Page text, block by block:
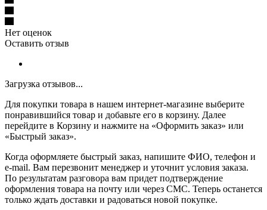
Нет оценок
Оставить отзыв
Загрузка отзывов...
Для покупки товара в нашем интернет-магазине выберите
понравившийся товар и добавьте его в корзину. Далее
перейдите в Корзину и нажмите на «Оформить заказ» или
«Быстрый заказ».
Когда оформляете быстрый заказ, напишите ФИО, телефон и
e-mail. Вам перезвонит менеджер и уточнит условия заказа.
По результатам разговора вам придет подтверждение
оформления товара на почту или через СМС. Теперь останется
только ждать доставки и радоваться новой покупке.